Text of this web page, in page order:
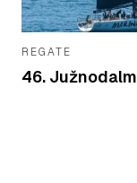
REGATE
46.